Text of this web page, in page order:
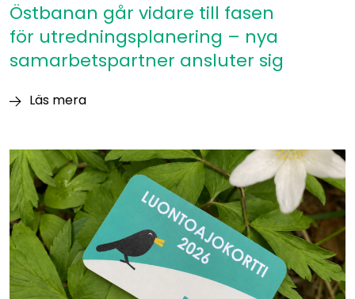
Östbanan går vidare till fasen
för utredningsplanering – nya
samarbetspartner ansluter sig
Läs mera
till
fasen
för utredningsplanering
–
nya
samarbetspartner
ansluter
sig